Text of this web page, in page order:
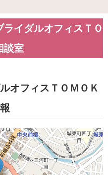
イダルオフィスＴＯ
談室
オフィスＴＯＭＯＫ